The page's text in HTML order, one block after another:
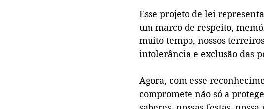
Esse projeto de lei
um marco de respeito,
muito tempo, nossos
intolerância e exclusão das
Agora, com esse
compromete não só a